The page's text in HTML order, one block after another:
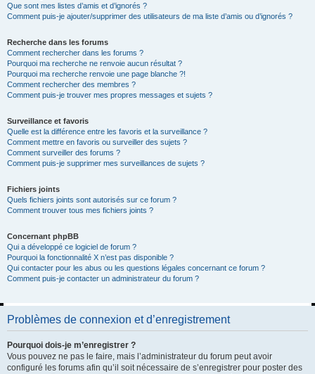
Que sont mes listes d’amis et d’ignorés ?
Comment puis-je ajouter/supprimer des utilisateurs de ma liste d’amis ou d’ignorés ?
Recherche dans les forums
Comment rechercher dans les forums ?
Pourquoi ma recherche ne renvoie aucun résultat ?
Pourquoi ma recherche renvoie une page blanche ?!
Comment rechercher des membres ?
Comment puis-je trouver mes propres messages et sujets ?
Surveillance et favoris
Quelle est la différence entre les favoris et la surveillance ?
Comment mettre en favoris ou surveiller des sujets ?
Comment surveiller des forums ?
Comment puis-je supprimer mes surveillances de sujets ?
Fichiers joints
Quels fichiers joints sont autorisés sur ce forum ?
Comment trouver tous mes fichiers joints ?
Concernant phpBB
Qui a développé ce logiciel de forum ?
Pourquoi la fonctionnalité X n’est pas disponible ?
Qui contacter pour les abus ou les questions légales concernant ce forum ?
Comment puis-je contacter un administrateur du forum ?
Problèmes de connexion et d’enregistrement
Pourquoi dois-je m’enregistrer ?
Vous pouvez ne pas le faire, mais l’administrateur du forum peut avoir
configuré les forums afin qu’il soit nécessaire de s’enregistrer pour poster des